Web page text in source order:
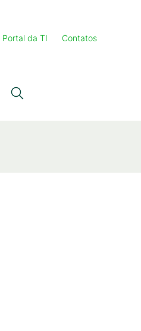
Portal da TI Contatos